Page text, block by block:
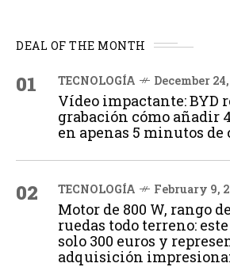
DEAL OF THE MONTH
01 TECNOLOGÍA December
Vídeo impactante: BYD
grabación cómo añadir
en apenas 5 minutos de
02 TECNOLOGÍA February 9,
Motor de 800 W, rango
ruedas todo terreno:
solo 300 euros y
adquisición